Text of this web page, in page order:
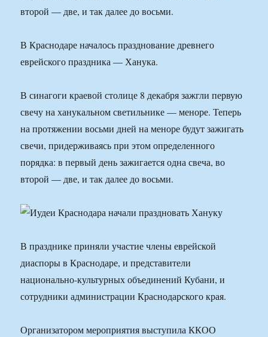
второй — две, и так далее до восьми.
В Краснодаре началось празднование древнего
еврейского праздника — Ханука.
В синагоги краевой столице 8 декабря зажгли первую
свечу на ханукальном светильнике — меноре. Теперь
на протяжении восьми дней на меноре будут зажигать
свечи, придерживаясь при этом определенного
порядка: в первый день зажигается одна свеча, во
второй — две, и так далее до восьми.
В празднике приняли участие члены еврейской
диаспоры в Краснодаре, и представители
национально-культурных объединений Кубани, и
сотрудники администрации Краснодарского края.
Организатором мероприятия выступила ККОО